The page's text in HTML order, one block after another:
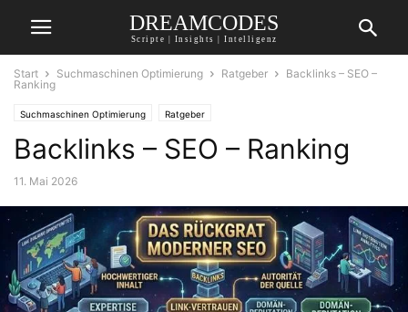
DREAMCODES
Scripte | Insights | Intelligenz
Start Suchmaschinen Optimierung Ratgeber
Backlinks – SEO –
Ranking
Suchmaschinen Optimierung Ratgeber
Backlinks – SEO – Ranking
11. Mai 2026